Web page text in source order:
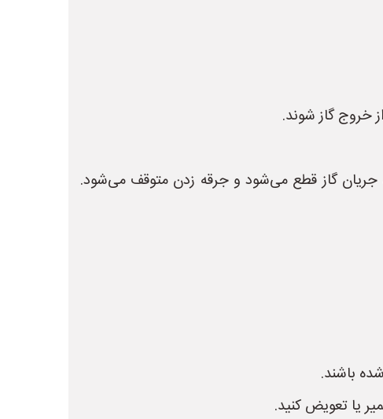
خروج گاز شوند.
جریان گاز قطع می‌شود و جرقه زدن متوقف می‌شود.
باشند.
یا تعویض کنید.